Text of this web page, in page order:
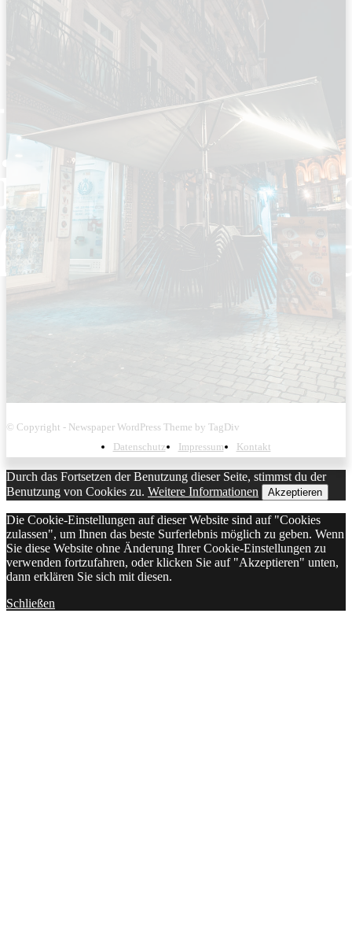
© Copyright - Newspaper WordPress Theme by TagDiv
Datenschutz
Impressum Kontakt
Durch das Fortsetzen der Benutzung dieser Seite, stimmst du der
Benutzung von Cookies zu. Weitere Informationen Akzeptieren
Die Cookie-Einstellungen auf dieser Website sind auf "Cookies
zulassen", um Ihnen das beste Surferlebnis möglich zu geben. Wenn
Sie diese Website ohne Änderung Ihrer Cookie-Einstellungen zu
verwenden fortzufahren, oder klicken Sie auf "Akzeptieren" unten,
dann erklären Sie sich mit diesen.
Schließen